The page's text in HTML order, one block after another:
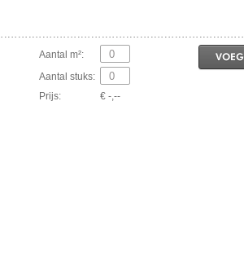
Aantal m²:
Aantal stuks:
Prijs:
€ -,--